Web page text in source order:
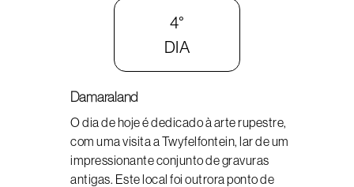
4°
DIA
Damaraland
O dia de hoje é dedicado à arte rupestre,
com uma visita a Twyfelfontein, lar de um
impressionante conjunto de gravuras
antigas. Este local foi outrora ponto de